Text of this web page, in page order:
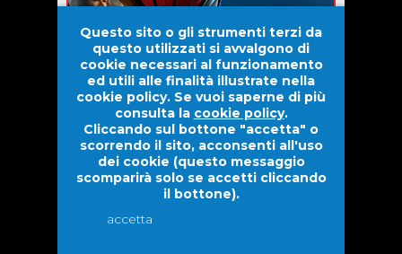
Questo sito o gli strumenti terzi da
questo utilizzati si avvalgono di
cookie necessari al funzionamento
ed utili alle finalità illustrate nella
cookie policy. Se vuoi saperne di più
consulta la cookie policy.
Cliccando sul bottone "accetta" o
scorrendo il sito, acconsenti all'uso
dei cookie (questo messaggio
scomparirà solo se accetti cliccando
il bottone).
accetta